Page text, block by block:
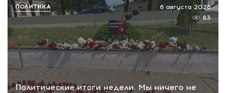
Политические итоги недели. Мы ничего не
6 августа 2026
83
ПОЛИТИКА